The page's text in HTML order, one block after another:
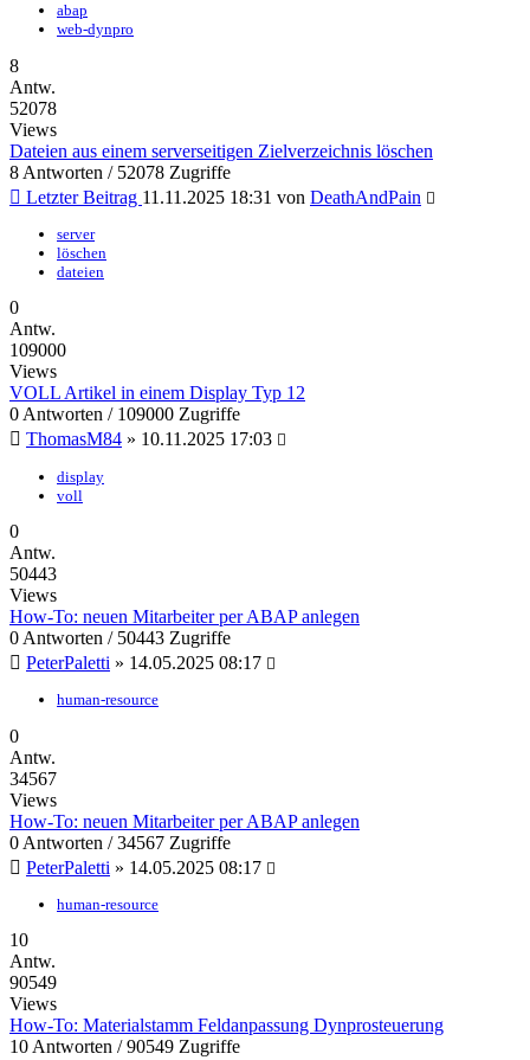
abap
web-dynpro
8
Antw.
52078
Views
Dateien aus einem serverseitigen Zielverzeichnis löschen
8 Antworten / 52078 Zugriffe
Letzter Beitrag 11.11.2025 18:31 von DeathAndPain
server
löschen
dateien
0
Antw.
109000
Views
VOLL Artikel in einem Display Typ 12
0 Antworten / 109000 Zugriffe
ThomasM84 » 10.11.2025 17:03
display
voll
0
Antw.
50443
Views
How-To: neuen Mitarbeiter per ABAP anlegen
0 Antworten / 50443 Zugriffe
PeterPaletti » 14.05.2025 08:17
human-resource
0
Antw.
34567
Views
How-To: neuen Mitarbeiter per ABAP anlegen
0 Antworten / 34567 Zugriffe
PeterPaletti » 14.05.2025 08:17
human-resource
10
Antw.
90549
Views
How-To: Materialstamm Feldanpassung Dynprosteuerung
10 Antworten / 90549 Zugriffe